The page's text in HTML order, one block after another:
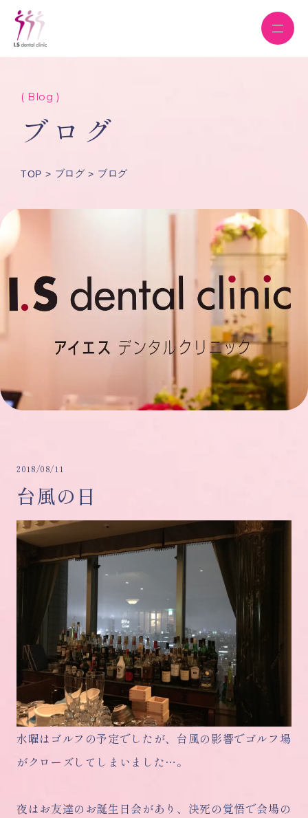
( Blog )
ブログ
TOP ブログ ブログ
2018/08/11
台風の日
水曜はゴルフの予定でしたが、台風の影響でゴルフ場
がクローズしてしまいました…。
夜はお友達のお誕生日会があり、決死の覚悟で会場の